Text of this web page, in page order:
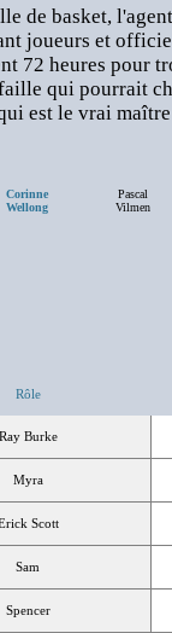
de basket,
joueurs et
72 heures pour
qui pourrait
est le vrai
Corinne
Wellong
Pascal
Vilmen
Rôle
Ray Burke
Myra
Scott
Sam
Spencer